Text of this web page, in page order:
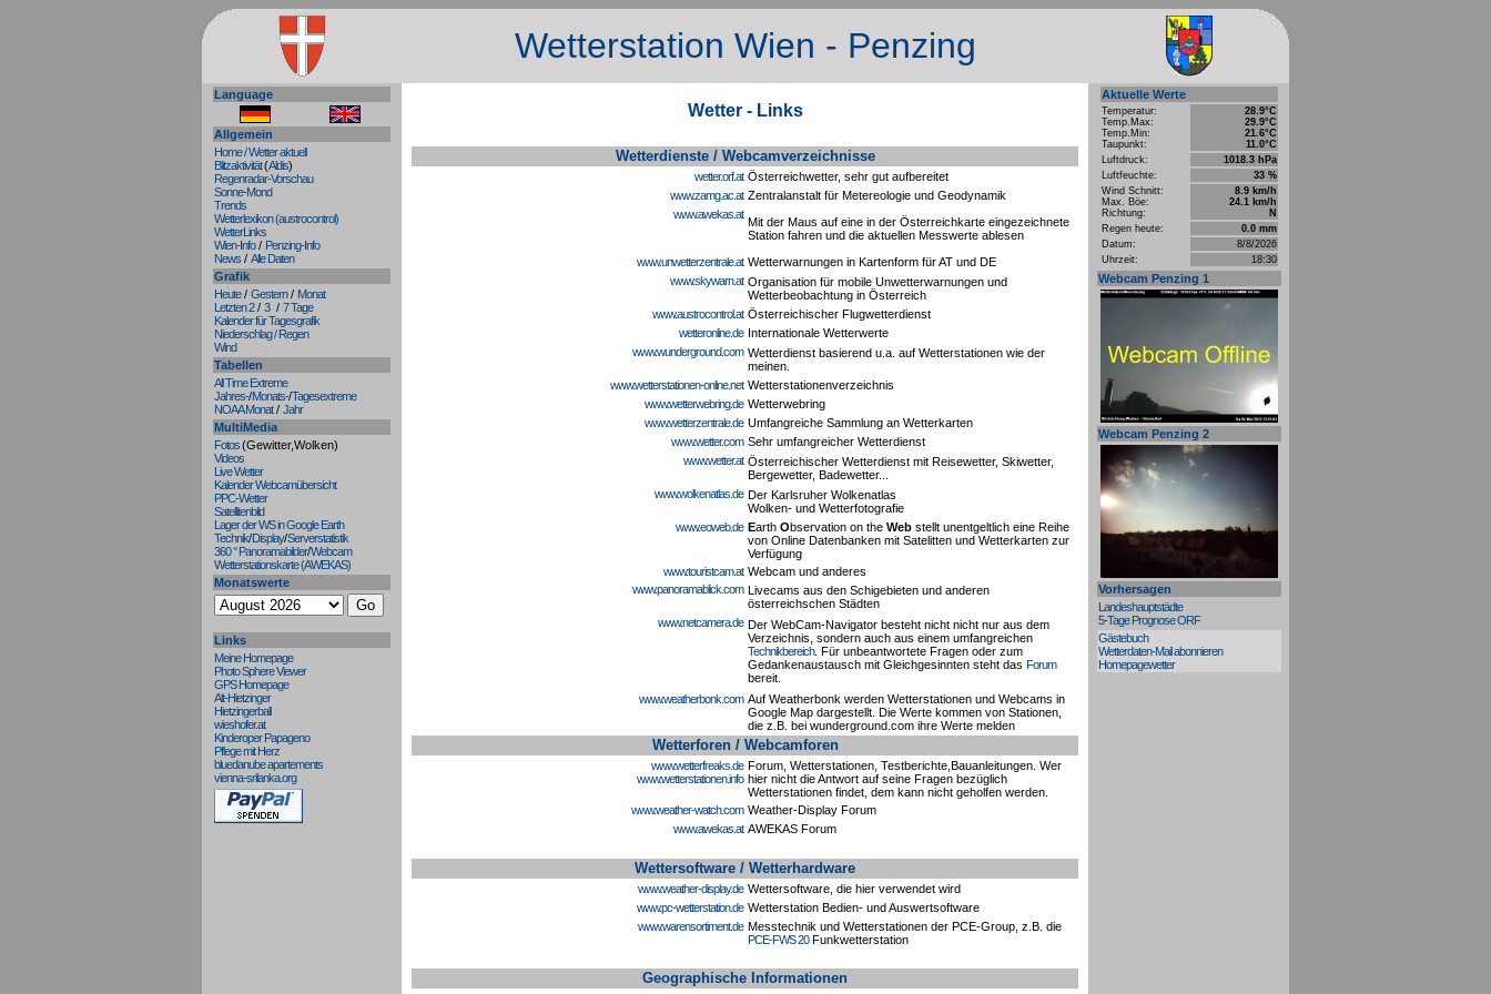
Wetterstation Wien - Penzing
Language
Allgemein
Home / Wetter aktuell
Blitzaktivität(Aldis)
Regenradar-Vorschau
Sonne-Mond
Trends
Wetterlexikon (austrocontrol)
WetterLinks
Wien-Info/ Penzing-Info
News / Alle Daten
Grafik
Heute/ Gestern/ Monat
Letzten 2/ 3/ 7 Tage
Kalender für Tagesgrafik
Niederschlag / Regen
Wind
Tabellen
All Time Extreme
Jahres-/Monats-/Tagesextreme
NOAA Monat/ Jahr
MultiMedia
Fotos(Gewitter,Wolken)
Videos
Live Wetter
Kalender Webcamübersicht
PPC-Wetter
Satellitenbild
Lager der WS in Google Earth
Technik/Display/Serverstatistik
360 ° Panoramabilder/Webcam
Wetterstationskarte (AWEKAS)
Monatswerte
Links
Meine Homepage
Photo Sphere Viewer
GPS Homepage
Alt-Hietzinger
Hietzingerball
wieshofer.at
Kinderoper Papageno
Pflege mit Herz
bluedanube apartements
vienna-srilanka.org
Wetter - Links
Wetterdienste / Webcamverzeichnisse
wetter.orf.at Österreichwetter, sehr gut aufbereitet
www.zamg.ac.at Zentralanstalt für Metereologie und Geodynamik
www.awekas.at
Mit der Maus auf eine in der Österreichkarte eingezeichnete
Station fahren und die aktuellen Messwerte ablesen
www.unwetterzentrale.at Wetterwarnungen in Kartenform für AT und DE
www.skywarn.at Organisation für mobile Unwetterwarnungen und
Wetterbeobachtung in Österreich
www.austrocontrol.at Österreichischer Flugwetterdienst
wetteronline.de Internationale Wetterwerte
www.wunderground.com Wetterdienst basierend u.a. auf Wetterstationen wie der
meinen.
www.wetterstationen-online.net Wetterstationenverzeichnis
www.wetterwebring.de Wetterwebring
www.wetterzentrale.de Umfangreiche Sammlung an Wetterkarten
www.wetter.com Sehr umfangreicher Wetterdienst
www.wetter.at Österreichischer Wetterdienst mit Reisewetter, Skiwetter,
Bergewetter, Badewetter...
www.wolkenatlas.de Der Karlsruher Wolkenatlas
Wolken- und Wetterfotografie
www.eoweb.de Earth Observation on the Web stellt unentgeltlich eine Reihe
von Online Datenbanken mit Satelitten und Wetterkarten zur
Verfügung
www.touristcam.at Webcam und anderes
www.panoramablick.com Livecams aus den Schigebieten und anderen
österreichschen Städten
www.netcamera.de Der WebCam-Navigator besteht nicht nicht nur aus dem
Verzeichnis, sondern auch aus einem umfangreichen
Technikbereich. Für unbeantwortete Fragen oder zum
Gedankenaustausch mit Gleichgesinnten steht das Forum
bereit.
www.weatherbonk.com Auf Weatherbonk werden Wetterstationen und Webcams in
Google Map dargestellt. Die Werte kommen von Stationen,
die z.B. bei wunderground.com ihre Werte melden
Wetterforen / Webcamforen
www.wetterfreaks.de
www.wetterstationen.info
Forum, Wetterstationen, Testberichte,Bauanleitungen. Wer
hier nicht die Antwort auf seine Fragen bezüglich
Wetterstationen findet, dem kann nicht geholfen werden.
www.weather-watch.com Weather-Display Forum
www.awekas.at AWEKAS Forum
Wettersoftware / Wetterhardware
www.weather-display.de Wettersoftware, die hier verwendet wird
www.pc-wetterstation.de Wetterstation Bedien- und Auswertsoftware
www.warensortiment.de Messtechnik und Wetterstationen der PCE-Group, z.B. die
PCE-FWS 20Funkwetterstation
Geographische Informationen
Aktuelle Werte
Temperatur:
Temp.Max:
Temp.Min:
Taupunkt:
28.9°C
29.9°C
21.6°C
11.0°C
Luftdruck:
1018.3 hPa
Luftfeuchte:
33 %
Wind Schnitt:
Max. Böe:
Richtung:
8.9 km/h
24.1 km/h
N
Regen heute:
0.0 mm
Datum:
8/8/2026
Uhrzeit:
18:30
Webcam Penzing 1
Webcam Penzing 2
Vorhersagen
Landeshauptstädte
5-Tage Prognose ORF
Gästebuch
Wetterdaten-Mail abonnieren
Homepagewetter